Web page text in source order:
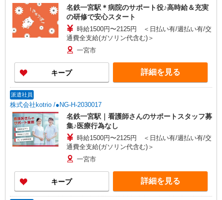
名鉄一宮駅＊病院のサポート役♪高時給＆充実
の研修で安心スタート
時給1500円〜2125円 ＜日払い有/週払い有/交
通費全支給(ガソリン代含む)＞
一宮市
キープ 詳細を見る
派遣社員
株式会社kotrio /●NG-H-2030017
名鉄一宮駅｜看護師さんのサポートスタッフ募
集♪医療行為なし
時給1500円〜2125円 ＜日払い有/週払い有/交
通費全支給(ガソリン代含む)＞
一宮市
キープ 詳細を見る